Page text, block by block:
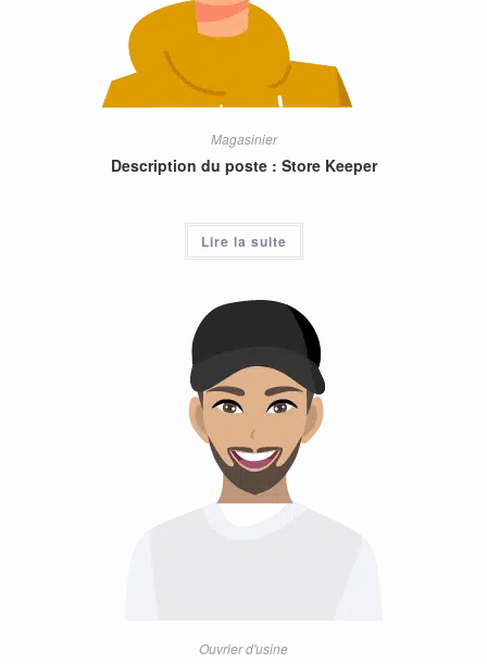
Magasinier
Description du poste : Store Keeper
Lire la suite
Ouvrier d'usine